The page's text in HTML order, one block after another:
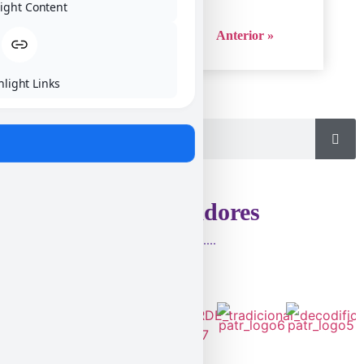
Anterior »
Patrocinadores
Content
Links